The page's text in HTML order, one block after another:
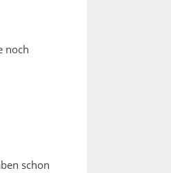
noch
schon